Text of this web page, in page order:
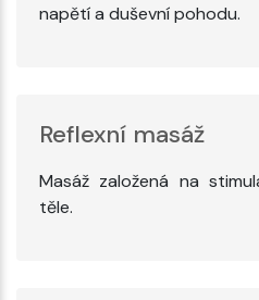
napětí a duševní pohodu.
Reflexní masáž
Masáž založená na
těle.